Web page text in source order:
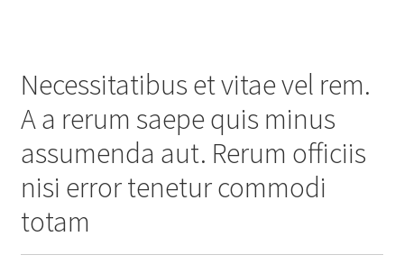
Necessitatibus et vitae vel rem.
A a rerum saepe quis minus
assumenda aut. Rerum officiis
nisi error tenetur commodi
totam